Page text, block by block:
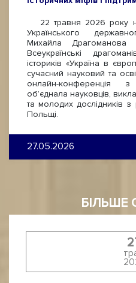
22 травня 2026 року на
Українського
Михайла Драгоманова
Всеукраїнські
істориків «Україна в
сучасний науковий та
онлайн-конференція
об’єднала науковців,
та молодих дослідників з
Польщі.
27.05.2026
БІЛЬШЕ